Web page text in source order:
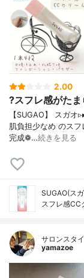
2.00
?スフレ感がた
【SUGAO】 スガ
肌負担少なめ のス
完成❁…続きを見る
SUGAO(ス
スフレ感CC
サロンスタ
yamazoe